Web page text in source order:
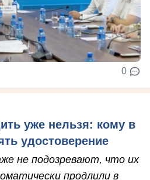
0
уже нельзя: кому в
удостоверение
не подозревают, что их
продлили в